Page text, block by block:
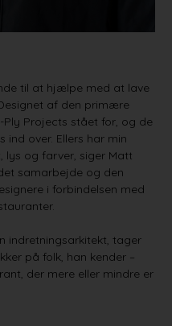
til at hjælpe med at lave
af den primære
Projects stået for, og de
ind over. Ellers har min
lys og farver, siger Matt
samarbejde og den
i forbindelsen med
indretningsarkitekt, tager
på folk, han kender –
der mere eller mindre er